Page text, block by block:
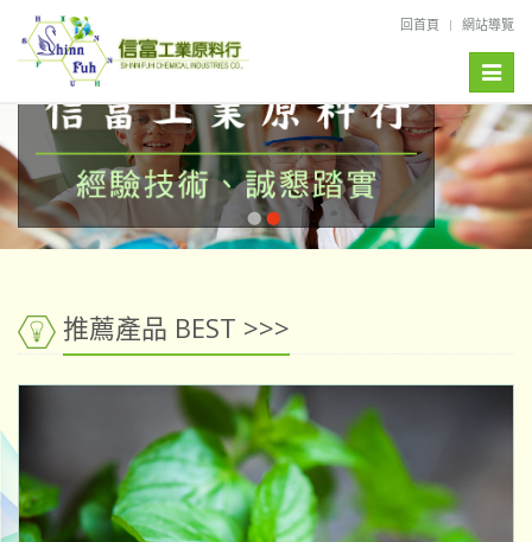
回首頁 網站導覽
Toggle
推薦產品 BEST >>>